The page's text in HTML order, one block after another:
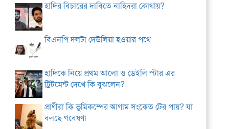
হাদির বিচারের দাবিতে নাহিদরা কোথায়?
বিএনপি দলটা দেউলিয়া হওয়ার পথে
হাদিকে নিয়ে প্রথম আলো ও ডেইলি স্টার এর
ট্রিটমেন্ট দেখে কি বুঝলেন?
প্রাণীরা কি ভূমিকম্পের আগাম সংকেত টের পায়? যা
বলছে গবেষণা